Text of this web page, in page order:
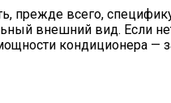
прежде всего,
внешний вид. Если
кондиционера —